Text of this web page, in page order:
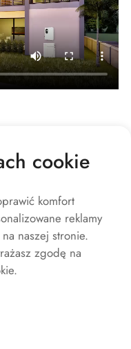
cookie
komfort
reklamy
naszej stronie.
zgodę na